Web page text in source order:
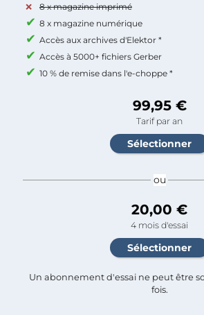
8 x magazine imprimé
8 x magazine numérique
Accès aux archives d'Elektor *
Accès à 5000+ fichiers Gerber
10 % de remise dans l'e-choppe *
99,95 €
Tarif par an
ou
20,00 €
4 mois d'essai
Un abonnement d'essai ne peut être
fois.​